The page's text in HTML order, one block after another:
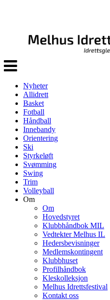
Veksle
navigasjon
Nyheter
Allidrett
Basket
Fotball
Håndball
Innebandy
Orientering
Ski
Styrkeløft
Svømming
Swing
Trim
Volleyball
Om
Om
Hovedstyret
Klubbhåndbok MIL
Vedtekter Melhus IL
Hedersbevisninger
Medlemskontingent
Klubbhuset
Profilhåndbok
Kleskolleksjon
Melhus Idrettsfestival
Kontakt oss